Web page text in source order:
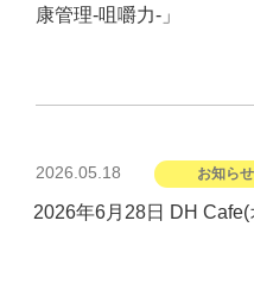
康管理-咀嚼力-」
投
日:
2026.05.18 お知らせ
2026年6月28日 DH Cafe(